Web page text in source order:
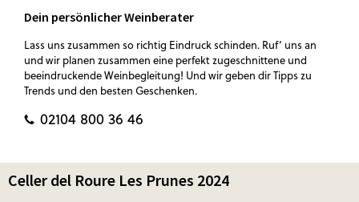
Dein persönlicher Weinberater
Lass uns zusammen so richtig Eindruck schinden. Ruf‘ uns an
und wir planen zusammen eine perfekt zugeschnittene und
beeindruckende Weinbegleitung! Und wir geben dir Tipps zu
Trends und den besten Geschenken.
02104 800 36 46
Celler del Roure Les Prunes 2024